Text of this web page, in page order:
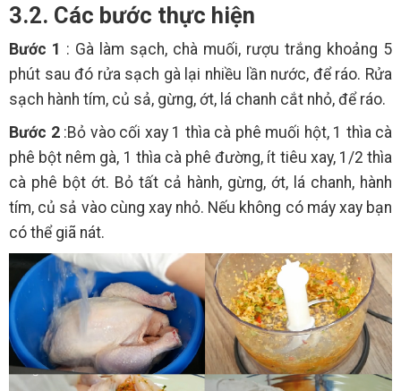
3.2. Các bước thực hiện
Bước 1 : Gà làm sạch, chà muối, rượu trắng khoảng 5
phút sau đó rửa sạch gà lại nhiều lần nước, để ráo. Rửa
sạch hành tím, củ sả, gừng, ớt, lá chanh cắt nhỏ, để ráo.
Bước 2:Bỏ vào cối xay 1 thìa cà phê muối hột, 1 thìa cà
phê bột nêm gà, 1 thìa cà phê đường, ít tiêu xay, 1/2 thìa
cà phê bột ớt. Bỏ tất cả hành, gừng, ớt, lá chanh, hành
tím, củ sả vào cùng xay nhỏ. Nếu không có máy xay bạn
có thể giã nát.